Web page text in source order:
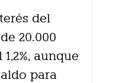
del
20.000
aunque
para